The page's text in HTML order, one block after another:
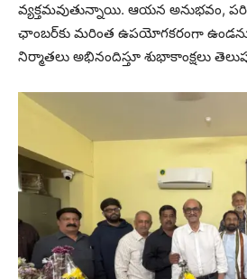
వ్యక్తమవుతున్నాయి. ఆయన అనుభవం,
ఛాంబర్‌కు మరింత ఉపయోగకరంగా
నిర్మాతలు అభినందిస్తూ శుభాకాంక్షలు